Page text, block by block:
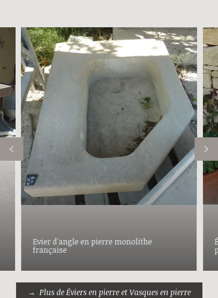
Evier d'angle en pierre monolithe
française
Plus de Éviers en pierre et Vasques en pierre